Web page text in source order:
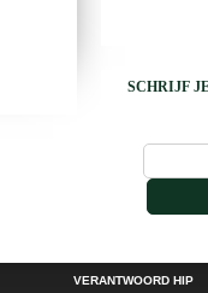
SCHRIJF
VERANTWOORD HIP